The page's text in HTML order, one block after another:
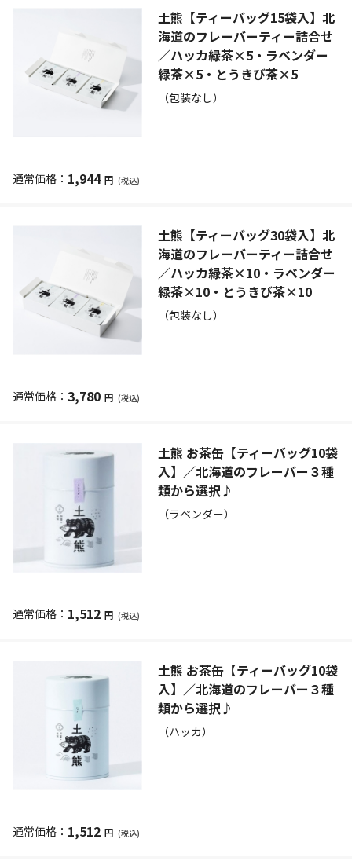
土熊【ティーバッグ15袋入】北
海道のフレーバーティー詰合せ
／ハッカ緑茶×5・ラベンダー
緑茶×5・とうきび茶×5
（包装なし）
1,944 円 (税込)
土熊【ティーバッグ30袋入】北
海道のフレーバーティー詰合せ
／ハッカ緑茶×10・ラベンダー
緑茶×10・とうきび茶×10
（包装なし）
3,780 円 (税込)
土熊 お茶缶【ティーバッグ10袋
入】／北海道のフレーバー３種
類から選択♪
（ラベンダー）
1,512 円 (税込)
土熊 お茶缶【ティーバッグ10袋
入】／北海道のフレーバー３種
類から選択♪
（ハッカ）
1,512 円 (税込)